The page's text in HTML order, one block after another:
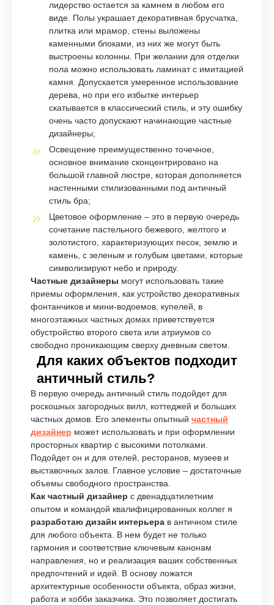
лидерство остается за камнем в любом его
виде. Полы украшает декоративная брусчатка,
плитка или мрамор, стены выложены
каменными блоками, из них же могут быть
выстроены колонны. При желании для отделки
пола можно использовать ламинат с имитацией
камня. Допускается умеренное использование
дерева, но при его избытке интерьер
скатывается в классический стиль, и эту ошибку
очень часто допускают начинающие частные
дизайнеры;
Освещение преимущественно точечное,
основное внимание сконцентрировано на
большой главной люстре, которая дополняется
настенными стилизованными под античный
стиль бра;
Цветовое оформление – это в первую очередь
сочетание пастельного бежевого, желтого и
золотистого, характеризующих песок, землю и
камень, с зеленым и голубым цветами, которые
символизируют небо и природу.
Частные дизайнеры могут использовать такие
приемы оформления, как устройство декоративных
фонтанчиков и мини-водоемов, купелей, в
многоэтажных частных домах приветствуется
обустройство второго света или атриумов со
свободно проникающим сверху дневным светом.
Для каких объектов подходит
античный стиль?
В первую очередь античный стиль подойдет для
роскошных загородных вилл, коттеджей и больших
частных домов. Его элементы опытный частный
дизайнер может использовать и при оформлении
просторных квартир с высокими потолками.
Подойдет он и для отелей, ресторанов, музеев и
выставочных залов. Главное условие – достаточные
объемы свободного пространства.
Как частный дизайнер с двенадцатилетним
опытом и командой квалифицированных коллег я
разработаю дизайн интерьера в античном стиле
для любого объекта. В нем будет не только
гармония и соответствие ключевым канонам
направления, но и реализация ваших собственных
предпочтений и идей. В основу ложатся
архитектурные особенности объекта, образ жизни,
работа и хобби заказчика. Это позволяет достигать